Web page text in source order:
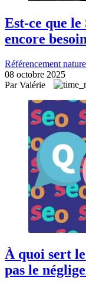
Est-ce que
encore
Référencement
08 octobre 2025
Par Valérie
À quoi sert
pas le